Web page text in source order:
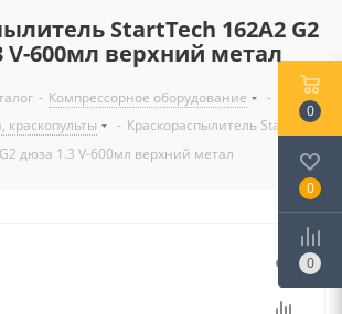
StartTech 162А2 G2
V-600мл верхний метал
- Компрессорное оборудование
-
краскопульты
- Краскораспылитель StartTech
дюза 1.3 V-600мл верхний метал
0
0
0